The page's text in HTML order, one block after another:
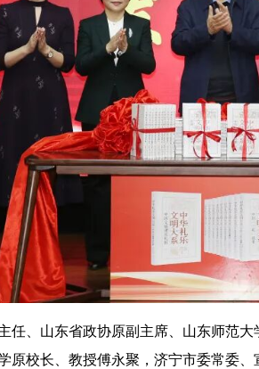
任、山东省政协原副主席、山东师范
原校长、教授傅永聚，济宁市委常委